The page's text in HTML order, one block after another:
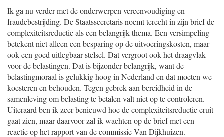
Ik ga nu verder met de onderwerpen vereenvoudiging en
fraudebestrijding. De Staatssecretaris noemt terecht in zijn brief de
complexiteitsreductie als een belangrijk thema. Een versimpeling
betekent niet alleen een besparing op de uitvoeringskosten, maar
ook een goed uitlegbaar stelsel. Dat vergroot ook het draagvlak
voor de belastingen. Dat is bijzonder belangrijk, want de
belastingmoraal is gelukkig hoog in Nederland en dat moeten we
koesteren en behouden. Tegen gebrek aan bereidheid in de
samenleving om belasting te betalen valt niet op te controleren.
Uiteraard ben ik zeer benieuwd hoe de complexiteitsreductie eruit
gaat zien, maar daarvoor zal ik wachten op de brief met een
reactie op het rapport van de commissie-Van Dijkhuizen.